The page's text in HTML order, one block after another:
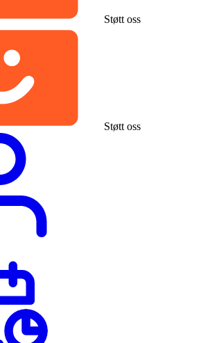
Støtt oss
Støtt oss